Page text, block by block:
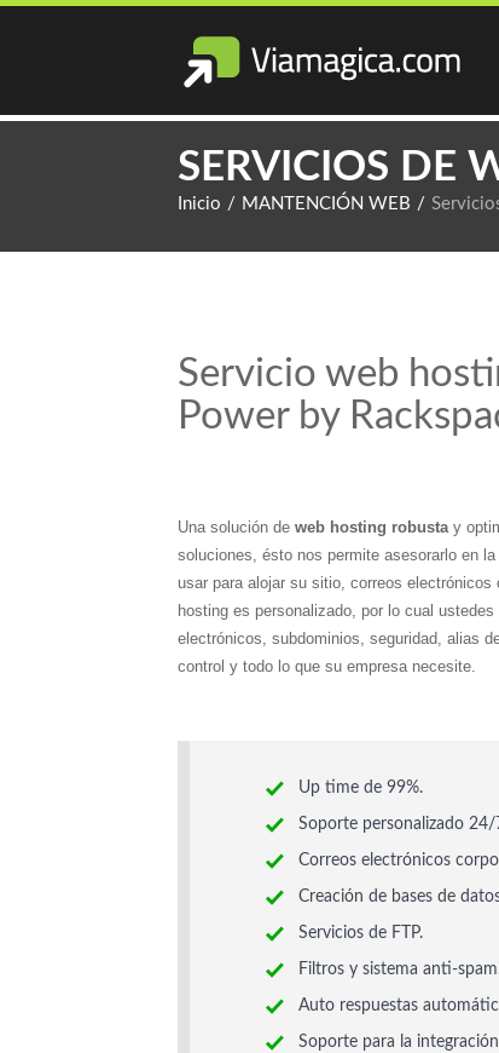
SERVICIOS DE
Inicio / MANTENCIÓN WEB /
Servicio web
Power by
Una solución de web hosting robustay
soluciones, ésto nos permite asesorarlo en
usar para alojar su sitio, correos
hosting es personalizado, por lo cual
electrónicos, subdominios, seguridad, alias
control y todo lo que su empresa necesite.
Up time de 99%.
Soporte personalizado 24/
Correos electrónicos
Creación de bases de
Servicios de FTP.
Filtros y sistema anti-
Auto respuestas
Soporte para la